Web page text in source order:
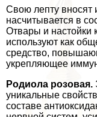
Свою лепту вносят
насчитывается в
Отвары и настойки
используют как
средство,
укрепляющее
Родиола розовая.
уникальные
составе